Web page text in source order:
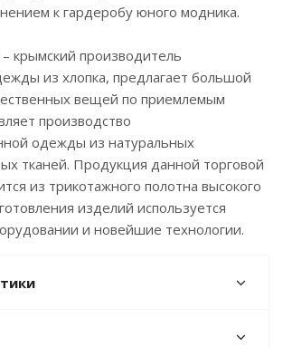
к гардеробу юного модника.
крымский производитель
из хлопка, предлагает большой
вещей по приемлемым
производство
одежды из натуральных
тканей. Продукция данной торговой
из трикотажного полотна высокого
изделий используется
и новейшие технологии.